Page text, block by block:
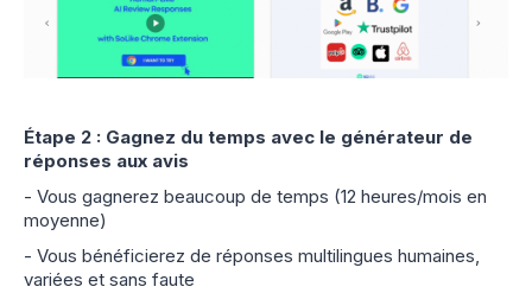
Étape 2 : Gagnez du temps avec le générateur de
réponses aux avis
- Vous gagnerez beaucoup de temps (12 heures/mois en
moyenne)
- Vous bénéficierez de réponses multilingues humaines,
variées et sans faute